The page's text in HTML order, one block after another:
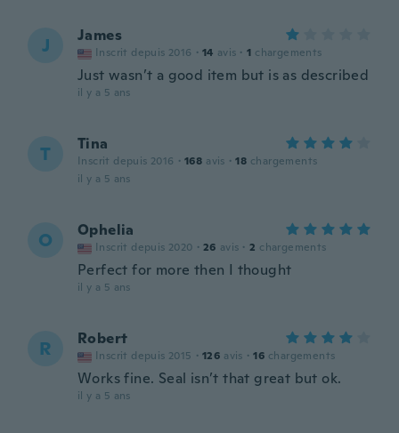
J James
Inscrit depuis 2016 · 14 avis · 1 chargements
Just wasn’t a good item but is as described
il y a 5 ans
T Tina
Inscrit depuis 2016 · 168 avis · 18 chargements
il y a 5 ans
O Ophelia
Inscrit depuis 2020 · 26 avis · 2 chargements
Perfect for more then I thought
il y a 5 ans
R Robert
Inscrit depuis 2015 · 126 avis · 16 chargements
Works fine. Seal isn’t that great but ok.
il y a 5 ans